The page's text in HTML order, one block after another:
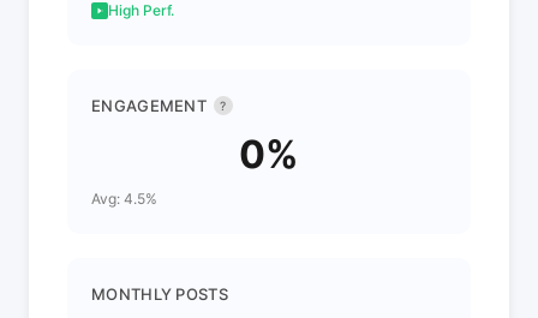
High Perf.
ENGAGEMENT ?
0%
Avg: 4.5%
MONTHLY POSTS